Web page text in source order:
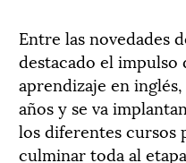
Entre las novedades
destacado el impulso
aprendizaje en
años y se va
los diferentes cursos
culminar toda al